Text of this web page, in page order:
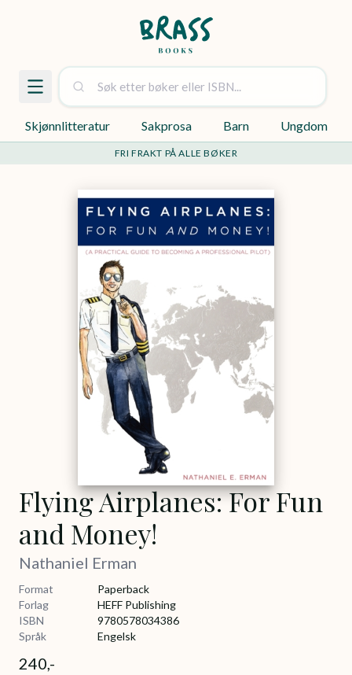
Skjønnlitteratur Sakprosa Barn Ungdom
FRI FRAKT PÅ ALLE BØKER
Flying Airplanes: For Fun
and Money!
Nathaniel Erman
Format
Paperback
Forlag
HEFF Publishing
ISBN
9780578034386
Språk
Engelsk
240,-